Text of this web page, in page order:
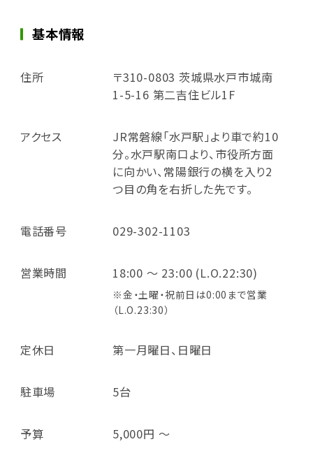
基本情報
住所
〒310-0803 茨城県水戸市城南
1-5-16 第二吉住ビル1F
アクセス
JR常磐線「水戸駅」より車で約10
分。水戸駅南口より、市役所方面
に向かい、常陽銀行の横を入り2
つ目の角を右折した先です。
電話番号 029-302-1103
営業時間 18:00 ～ 23:00 (L.O.22:30)
※金・土曜・祝前日は0:00まで営業
（L.O.23:30）
定休日 第一月曜日、日曜日
駐車場 5台
予算 5,000円 ～